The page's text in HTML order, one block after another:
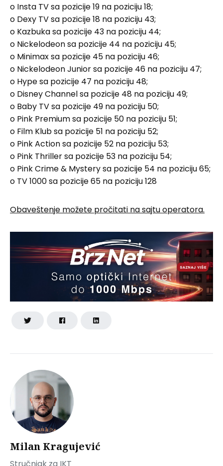
Milan Kragujević
o Insta TV sa pozicije 19 na poziciju 18;
o Dexy TV sa pozicije 18 na poziciju 43;
o Kazbuka sa pozicije 43 na poziciju 44;
o Nickelodeon sa pozicije 44 na poziciju 45;
o Minimax sa pozicije 45 na poziciju 46;
o Nickelodeon Junior sa pozicije 46 na poziciju 47;
o Hype sa pozicije 47 na poziciju 48;
o Disney Channel sa pozicije 48 na poziciju 49;
o Baby TV sa pozicije 49 na poziciju 50;
o Pink Premium sa pozicije 50 na poziciju 51;
o Film Klub sa pozicije 51 na poziciju 52;
o Pink Action sa pozicije 52 na poziciju 53;
o Pink Thriller sa pozicije 53 na poziciju 54;
o Pink Crime & Mystery sa pozicije 54 na poziciju 65;
o TV 1000 sa pozicije 65 na poziciju 128
Obaveštenje možete pročitati na sajtu operatora.